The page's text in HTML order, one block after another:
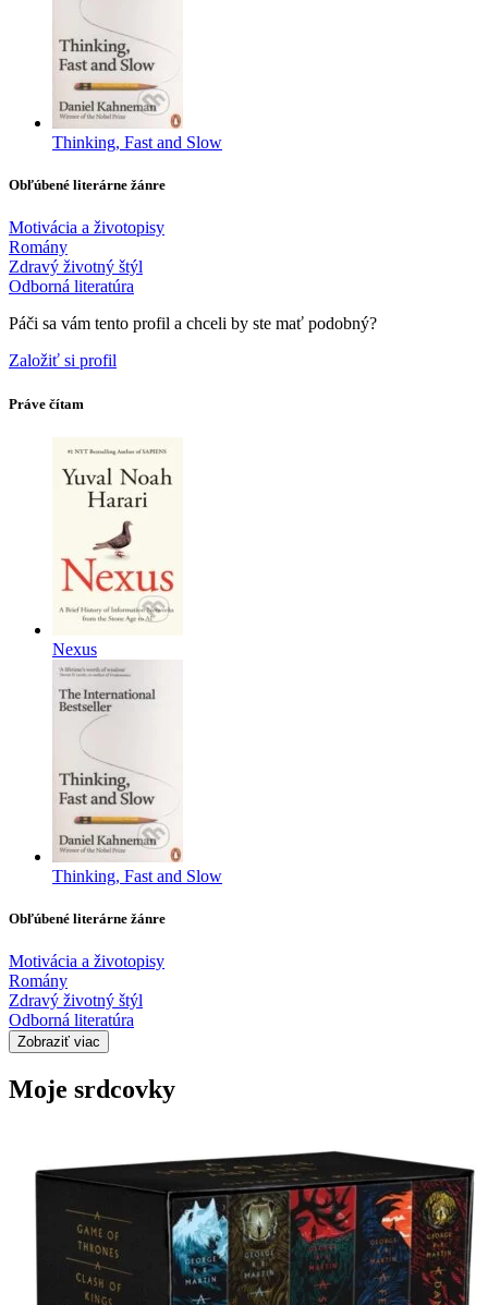
Thinking, Fast and Slow
Obľúbené literárne žánre
Motivácia a životopisy
Romány
Zdravý životný štýl
Odborná literatúra
Páči sa vám tento profil a chceli by ste mať podobný?
Založiť si profil
Práve čítam
Nexus
Thinking, Fast and Slow
Obľúbené literárne žánre
Motivácia a životopisy
Romány
Zdravý životný štýl
Odborná literatúra
Zobraziť viac
Moje srdcovky